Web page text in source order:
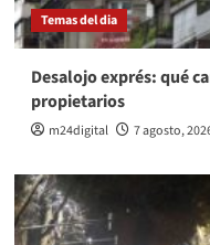
Temas del dia
Desalojo exprés: qué
propietarios
m24digital 7 agosto,